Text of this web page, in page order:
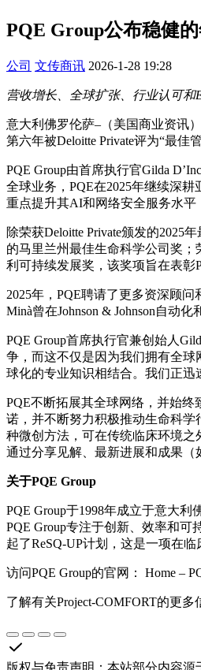
PQE Group公布稳健
公司 文传商讯 2026-1-28 19:28
营收增长、全球扩张、行业认可和
意大利佛罗伦萨–（美国商业资讯
第六年被Deloitte Private评为“最佳
PQE Group由首席执行官Gilda
全球业务，PQE在2025年继续深
重点提升其AI和网络安全服务水平
除荣获Deloitte Private颁发的2025
的马里兰州最佳生命科学公司奖；
利可持续发展奖，该奖项旨在表彰
2025年，PQE聘请了更多资深顾
Minà曾在Johnson & Johnson自动
PQE Group首席执行官兼创始人
争，而这不仅是因为我们拥有全
球化的专业知识相结合。我们正
PQE不断拓展其全球网络，并始
诺，并不断努力积极推动生命科学
种微创方法，可在传统临床环境之
通过分享见解、最新进展和成果（
关于PQE Group
PQE Group于1998年成立于意大
PQE Group专注于创新、效率和
起了ReSQ-UP计划，这是一项在
访问PQE Group的官网： Home –
了解有关Project-COMFORT的更多
版权与免责声明 ： 本站部分内容源